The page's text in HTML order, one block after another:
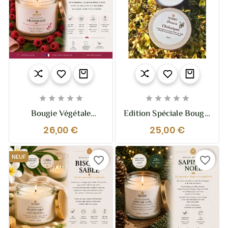
    
Bougie Végétale
Parfumée Framboise –
210g – Fruitée Et
Intense
26,00 €
    
Edition Spéciale Bougie
Naturelle Parfumée
Douce Châtaigne
25,00 €
NEUF favorite_border favorite_border